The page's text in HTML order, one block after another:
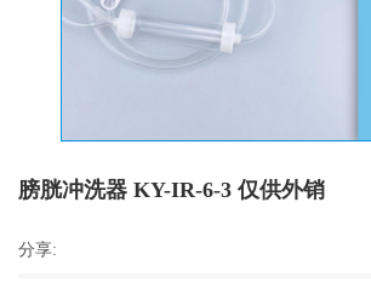
膀胱冲洗器 KY-IR-6-3 仅供外销
分享: